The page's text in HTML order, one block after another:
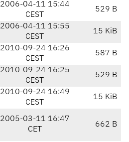
2006-04-11 15:44
CEST
529 B
2006-04-11 15:55
CEST
15 KiB
2010-09-24 16:26
CEST
587 B
2010-09-24 16:25
CEST
529 B
2010-09-24 16:49
CEST
15 KiB
2005-03-11 16:47
CET
662 B